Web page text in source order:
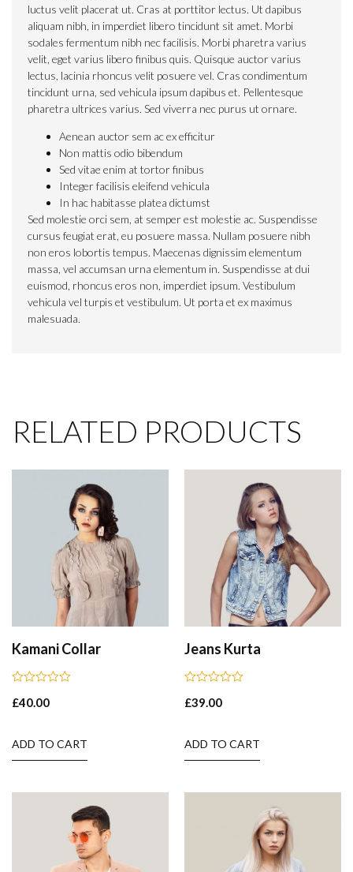
luctus velit placerat ut. Cras at porttitor lectus. Ut dapibus
aliquam nibh, in imperdiet libero tincidunt sit amet. Morbi
sodales fermentum nibh nec facilisis. Morbi pharetra varius
velit, eget varius libero finibus quis. Quisque auctor varius
lectus, lacinia rhoncus velit posuere vel. Cras condimentum
tincidunt urna, sed vehicula ipsum dapibus et. Pellentesque
pharetra ultrices varius. Sed viverra nec purus ut ornare.
Aenean auctor sem ac ex efficitur
Non mattis odio bibendum
Sed vitae enim at tortor finibus
Integer facilisis eleifend vehicula
In hac habitasse platea dictumst
Sed molestie orci sem, at semper est molestie ac. Suspendisse
cursus feugiat erat, eu posuere massa. Nullam posuere nibh
non eros lobortis tempus. Maecenas dignissim elementum
massa, vel accumsan urna elementum in. Suspendisse at dui
euismod, rhoncus eros non, imperdiet ipsum. Vestibulum
vehicula vel turpis et vestibulum. Ut porta et ex maximus
malesuada.
RELATED PRODUCTS
Kamani Collar
0
£40.00
ADD TO CART
Jeans Kurta
0
£39.00
ADD TO CART